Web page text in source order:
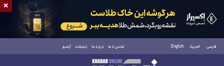
فارسی العربية English تماس با ما درباره ما تبلیغات آرشیو
جمعه ۱۶ مرداد ۱۴۰۵
×